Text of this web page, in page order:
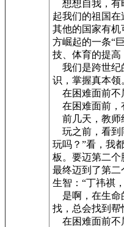
想想自我，有
起我们的祖国
其他的国家有机
方崛起的一条“
技、体育的提高
我们是跨世纪
识，掌握真本领
在困难面前不
在困难面前，
前几天，教师
玩之前，看到
玩吗？”看，我
板。要迈第二个
最终迈到了第
生智：“丁祎祺
是啊，在生命
找，总会找到帮
在困难面前不